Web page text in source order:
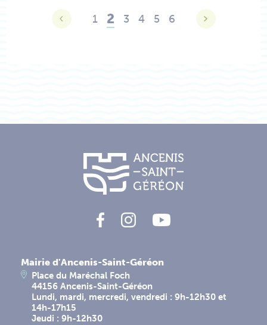
1 2 3 4 5 6
Mairie d'Ancenis-Saint-Géréon
Place du Maréchal Foch
44156 Ancenis-Saint-Géréon
Lundi, mardi, mercredi, vendredi : 9h-12h30 et
14h-17h15
Jeudi : 9h-12h30